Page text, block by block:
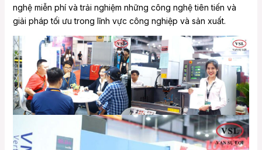
nghệ miễn phí và trải nghiệm những công nghệ tiên tiến và
giải pháp tối ưu trong lĩnh vực công nghiệp và sản xuất.